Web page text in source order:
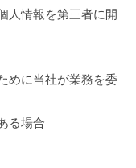
人情報を第三者に開
めに当社が業務を委
る場合